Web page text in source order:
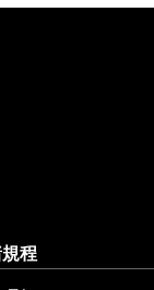
程